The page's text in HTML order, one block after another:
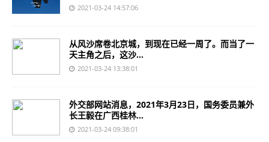
2021-03-24 14:57:06
从风沙席卷北京城，到现在已经一周了。而当了一
天主角之后，这沙...
2021-03-24 13:38:01
外交部网站消息，2021年3月23日，国务委员兼外
长王毅在广西桂林...
2021-03-24 09:38:01